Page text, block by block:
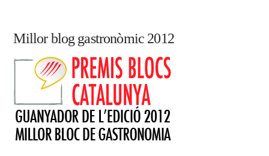
Millor blog gastronòmic 2012